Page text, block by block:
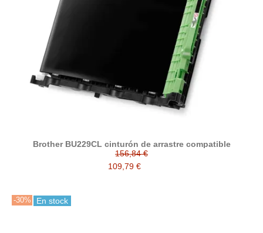
Brother BU229CL cinturón de arrastre compatible
156,84 €
109,79 €
-30% En stock